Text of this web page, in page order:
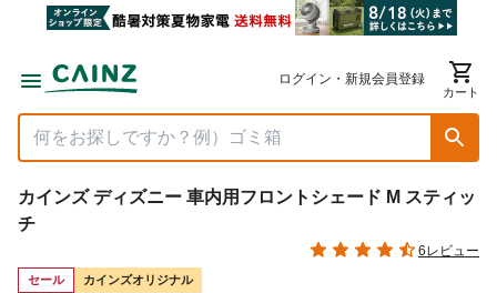
ログイン・新規会員登録
カート
カインズ ディズニー 車内用フロントシェード M スティッ
チ
6レビュー
セール カインズオリジナル